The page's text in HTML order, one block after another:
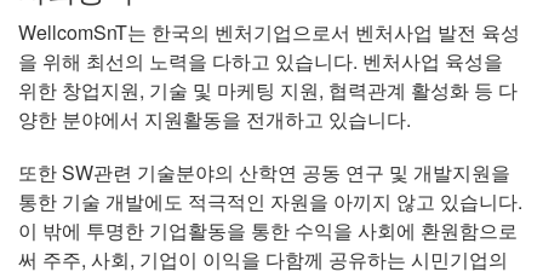
WellcomSnT는 한국의 벤처기업으로서 벤처사업 발전 육성
을 위해 최선의 노력을 다하고 있습니다. 벤처사업 육성을
위한 창업지원, 기술 및 마케팅 지원, 협력관계 활성화 등 다
양한 분야에서 지원활동을 전개하고 있습니다.
또한 SW관련 기술분야의 산학연 공동 연구 및 개발지원을
통한 기술 개발에도 적극적인 자원을 아끼지 않고 있습니다.
이 밖에 투명한 기업활동을 통한 수익을 사회에 환원함으로
써 주주, 사회, 기업이 이익을 다함께 공유하는 시민기업의